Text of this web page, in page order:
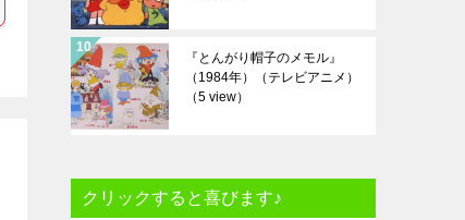
『とんがり帽子のメモル』
（1984年）（テレビアニメ）
（5 view）
クリックすると喜びます♪